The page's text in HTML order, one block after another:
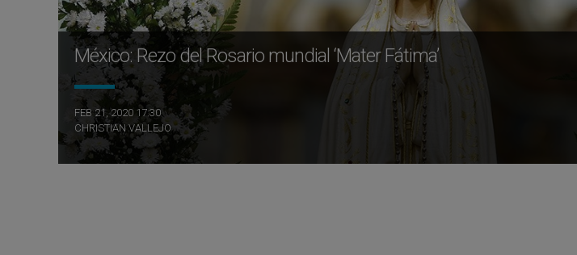
México: Rezo del Rosario mundial ‘Mater Fátima’
FEB 21, 2020 17:30
CHRISTIAN VALLEJO